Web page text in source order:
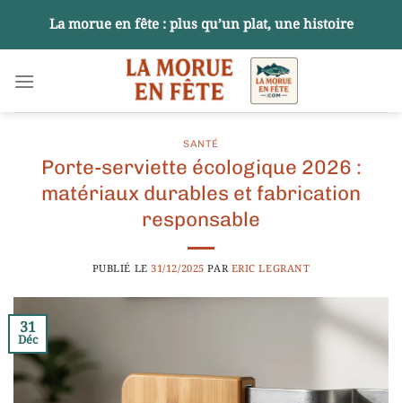
contenu
La morue en fête : plus qu’un plat, une histoire
SANTÉ
Porte-serviette écologique 2026 :
matériaux durables et fabrication
responsable
PUBLIÉ LE31/12/2025 PAR ERIC LEGRANT
31
Déc